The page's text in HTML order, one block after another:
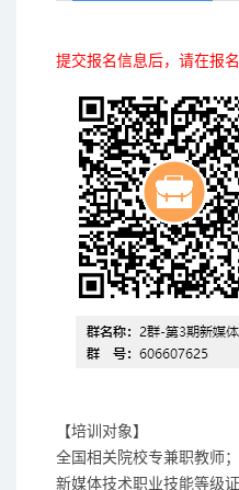
提交报名信息后，请在报
【培训对象】
全国相关院校专兼职教师；
新媒体技术职业技能等级